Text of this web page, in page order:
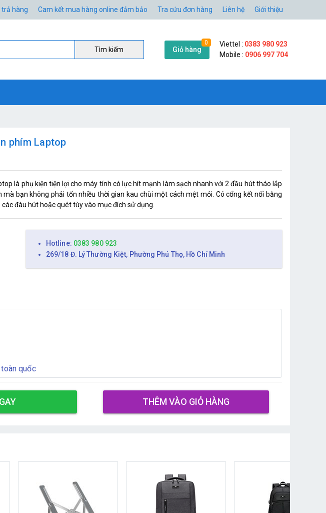
trả hàng Cam kết mua hàng online đảm bảo Tra cứu đơn hàng Liên hệ Giới thiệu
Tìm kiếm Giỏ hàng
0 Viettel : 0383 980 923
Mobile : 0906 997 704
phím Laptop
là phụ kiện tiện lợi cho máy tính có lực hít mạnh làm sạch nhanh với 2 đầu hút tháo lắp
mà bạn không phải tốn nhiều thời gian kau chùi một cách mệt mỏi. Có cổng kết nối bằng
đàu hút hoặc quét tùy vào mục đích sử dụng.
Hotline: 0383 980 923
269/18 Đ. Lý Thường Kiệt, Phường Phú Thọ, Hồ Chí Minh
quốc
THÊM VÀO GIỎ HÀNG